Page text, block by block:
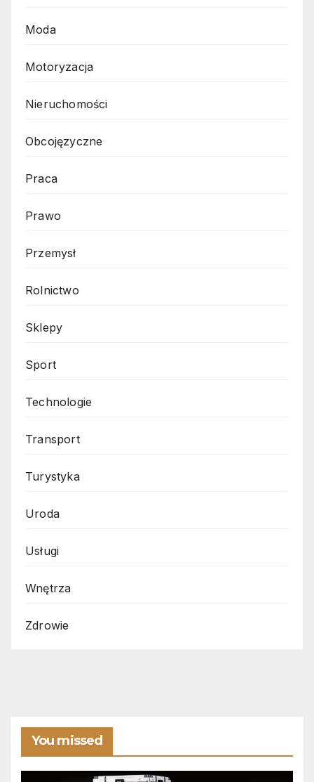
Moda
Motoryzacja
Nieruchomości
Obcojęzyczne
Praca
Prawo
Przemysł
Rolnictwo
Sklepy
Sport
Technologie
Transport
Turystyka
Uroda
Usługi
Wnętrza
Zdrowie
You missed